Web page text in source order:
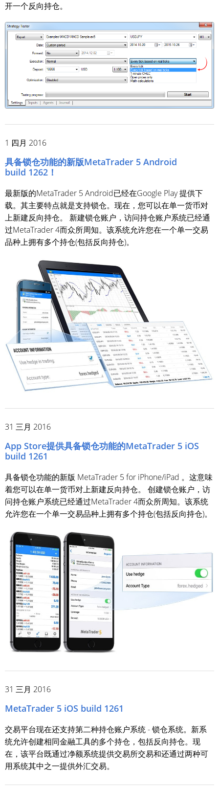
开一个反向持仓。
1 四月 2016
具备锁仓功能的新版MetaTrader 5 Android
build 1262！
最新版的MetaTrader 5 Android已经在Google Play 提供下
载。其主要特点就是支持锁仓。现在，您可以在单一货币对
上新建反向持仓。 新建锁仓账户，访问持仓账户系统已经通
过MetaTrader 4而众所周知。该系统允许您在一个单一交易
品种上拥有多个持仓(包括反向持仓)。
31 三月 2016
App Store提供具备锁仓功能的MetaTrader 5 iOS
build 1261
具备锁仓功能的新版 MetaTrader 5 for iPhone/iPad 。这意味
着您可以在单一货币对上新建反向持仓。 创建锁仓账户，访
问持仓账户系统已经通过MetaTrader 4而众所周知。该系统
允许您在一个单一交易品种上拥有多个持仓(包括反向持仓)。
31 三月 2016
MetaTrader 5 iOS build 1261
交易平台现在还支持第二种持仓账户系统 - 锁仓系统。新系
统允许创建相同金融工具的多个持仓，包括反向持仓。现
在，该平台既通过净额系统提供交易所交易和还通过两种可
用系统其中之一提供外汇交易。